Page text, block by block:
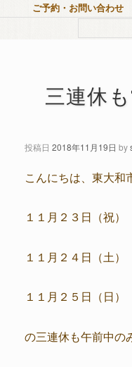
ご予約・お問い合わせ
三連休
投稿日 2018年11月19日 by
こんにちは、東大和
１１月２３日（祝）
１１月２４日（土）
１１月２５日（日）
の三連休も午前中の